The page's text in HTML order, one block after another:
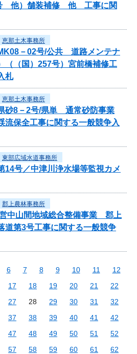
他）舗装補修 他 工事に関
恵那土木事務所
－02号/公共 道路メンテナ
（（国）257号）宮前橋補修工
札
恵那土木事務所
砂8－2号/県単 通常砂防事業
流保全工事に関する一般競争入
東部広域水道事務所
14号／中津川浄水場等監視カメ
郡上農林事務所
営中山間地域総合整備事業 郡上
第3号工事に関する一般競争
6 7 8 9 10 11
12
17 18 19 20 21
22
27 28 29 30 31
32
37 38 39 40 41
42
47 48 49 50 51
52
57 58 59 60 61
62